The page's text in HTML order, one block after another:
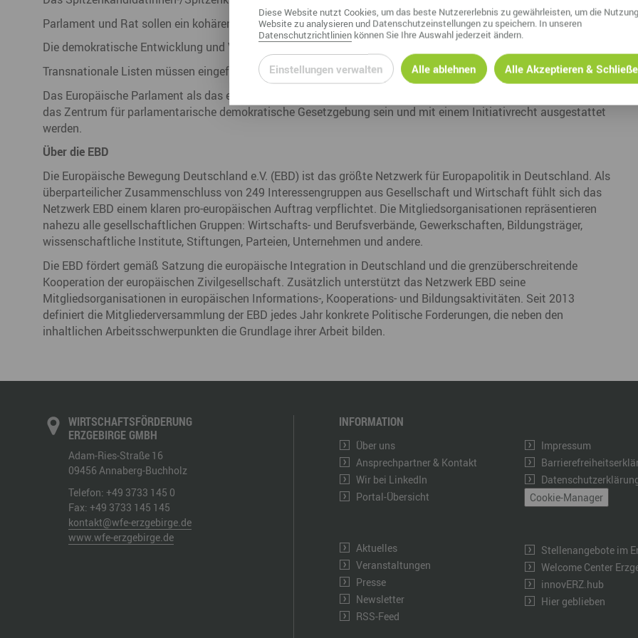
Parlament und Rat sollen ein kohärentes EU-Wahlsystem beschließen.
Die demokratische Entwicklung und Verfasstheit europäischer Parteien muss gefördert werden.
Transnationale Listen müssen eingeführt werden, um Spitzenkandidaturen zusätzlich zu legitimieren.
Das Europäische Parlament als das einzige von den Bürgerinnen und Bürgern direkt legitimierte EU-Organ muss
das Zentrum für parlamentarische demokratische Gesetzgebung sein und mit einem Initiativrecht ausgestattet
werden.
Über die EBD
Die Europäische Bewegung Deutschland e.V. (EBD) ist das größte Netzwerk für Europapolitik in Deutschland. Als
überparteilicher Zusammenschluss von 249 Interessengruppen aus Gesellschaft und Wirtschaft fühlt sich das
Netzwerk EBD einem klaren pro-europäischen Auftrag verpflichtet. Die Mitgliedsorganisationen repräsentieren
nahezu alle gesellschaftlichen Gruppen: Wirtschafts- und Berufsverbände, Gewerkschaften, Bildungsträger,
wissenschaftliche Institute, Stiftungen, Parteien, Unternehmen und andere.
Die EBD fördert gemäß Satzung die europäische Integration in Deutschland und die grenzüberschreitende
Kooperation der europäischen Zivilgesellschaft. Zusätzlich unterstützt das Netzwerk EBD seine
Mitgliedsorganisationen in europäischen Informations-, Kooperations- und Bildungsaktivitäten. Seit 2013
definiert die Mitgliederversammlung der EBD jedes Jahr konkrete Politische Forderungen, die neben den
inhaltlichen Arbeitsschwerpunkten die Grundlage ihrer Arbeit bilden.
WIRTSCHAFTSFÖRDERUNG
ERZGEBIRGE GMBH
Adam-Ries-Straße 16
09456 Annaberg-Buchholz
Telefon: +49 3733 145 0
Fax: +49 3733 145 145
kontakt@wfe-erzgebirge.de
www.wfe-erzgebirge.de
INFORMATION
Über uns
Ansprechpartner & Kontakt
Wir bei LinkedIn
Portal-Übersicht
Aktuelles
Veranstaltungen
Presse
Newsletter
RSS-Feed
Impressum
Cookie-Manager
Stellenangebote im
Welcome Center
innovERZ.hub
Hier geblieben
DieseWebsite nutzt Cookies, um das beste Nutzererlebnis zu gewährleisten, um die
Websitezu analysieren und Datenschutzeinstellungen zu speichern. In unseren
Datenschutzrichtlinien können Sie Ihre Auswahl jederzeit ändern.
Einstellungen verwalten Alle ablehnen Alle Akzeptieren &